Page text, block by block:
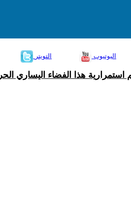
التويتر اليوتيوب
هذا الفضاء اليساري الحر